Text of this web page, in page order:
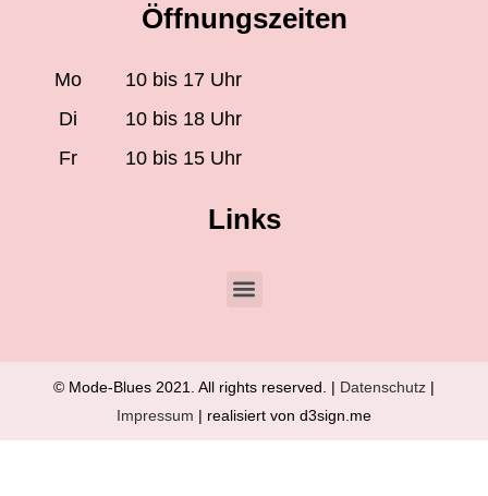
Öffnungszeiten
Mo
10 bis 17 Uhr
Di
10 bis 18 Uhr
Fr
10 bis 15 Uhr
Links
© Mode-Blues 2021. All rights reserved. | Datenschutz |
Impressum | realisiert von d3sign.me